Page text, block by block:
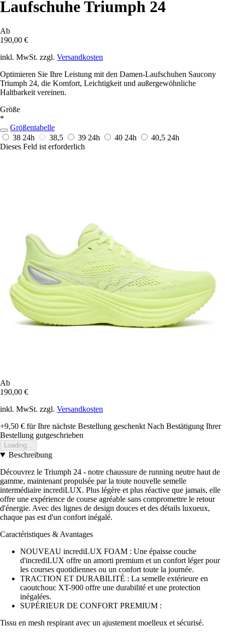
Laufschuhe Triumph 24
Ab
190,00 €
inkl. MwSt. zzgl. Versandkosten
Optimieren Sie Ihre Leistung mit den Damen-Laufschuhen Saucony
Triumph 24, die Komfort, Leichtigkeit und außergewöhnliche
Haltbarkeit vereinen.
Größe
*
Größentabelle
38 24h 38,5 39 24h 40 24h 40,5 24h
Dieses Feld ist erforderlich
Ab
190,00 €
inkl. MwSt. zzgl. Versandkosten
+9,50 € für Ihre nächste Bestellung geschenkt Nach Bestätigung Ihrer
Bestellung gutgeschrieben
Loading...
Beschreibung
Découvrez le Triumph 24 - notre chaussure de running neutre haut de
gamme, maintenant propulsée par la toute nouvelle semelle
intermédiaire incrediLUX. Plus légère et plus réactive que jamais, elle
offre une expérience de course agréable sans compromettre le retour
d'énergie. Avec des lignes de design douces et des détails luxueux,
chaque pas est d'un confort inégalé.
Caractéristiques & Avantages
NOUVEAU incrediLUX FOAM : Une épaisse couche
d'incrediLUX offre un amorti premium et un confort léger pour
les courses quotidiennes ou un confort toute la journée.
TRACTION ET DURABILITÉ : La semelle extérieure en
caoutchouc XT-900 offre une durabilité et une protection
inégalées.
SUPÉRIEUR DE CONFORT PREMIUM :
Tissu en mesh respirant avec un ajustement moelleux et sécurisé.